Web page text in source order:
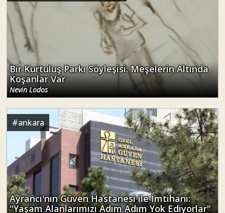
Bir Kurtuluş Parkı Söyleşisi: Meşelerin Altında
Koşanlar Var
Nevin Lodos
#ankara
Ayrancı'nın Güven Hastanesi ile İmtihanı:
"Yaşam Alanlarımızı Adım Adım Yok Ediyorlar"